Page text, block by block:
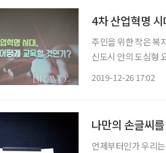
4차 산업혁명
주민을 위한 작은 복지관 커뮤니티 센터 지난
신도시 안의 도심형
2019-12-26 17:02
나만의 손글씨
언제부터인가 우리